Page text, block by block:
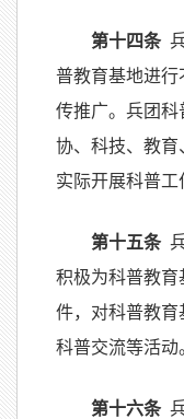
第十四条兵
普教育基地进行
传推广。兵团
协、科技、教
实际开展科普工
第十五条兵
积极为科普教育
件，对科普教育
科普交流等活动
第十六条兵